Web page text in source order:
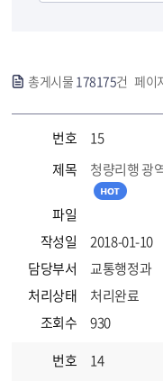
총게시물 178175건 페이
번호
15
제목
청량리행 광
파일
작성일
2018-01-10
담당부서
교통행정과
처리상태
처리완료
조회수
930
번호
14